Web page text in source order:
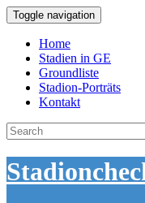
Toggle navigation
Home
Stadien in GE
Groundliste
Stadion-Porträts
Kontakt
Search
for: